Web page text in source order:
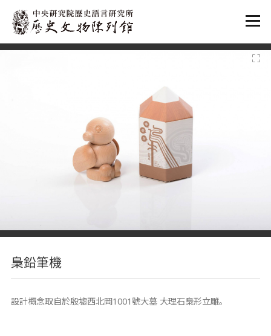
:::
梟鉛筆機
設計概念取自於殷墟西北岡1001號大墓 大理石梟形立雕。